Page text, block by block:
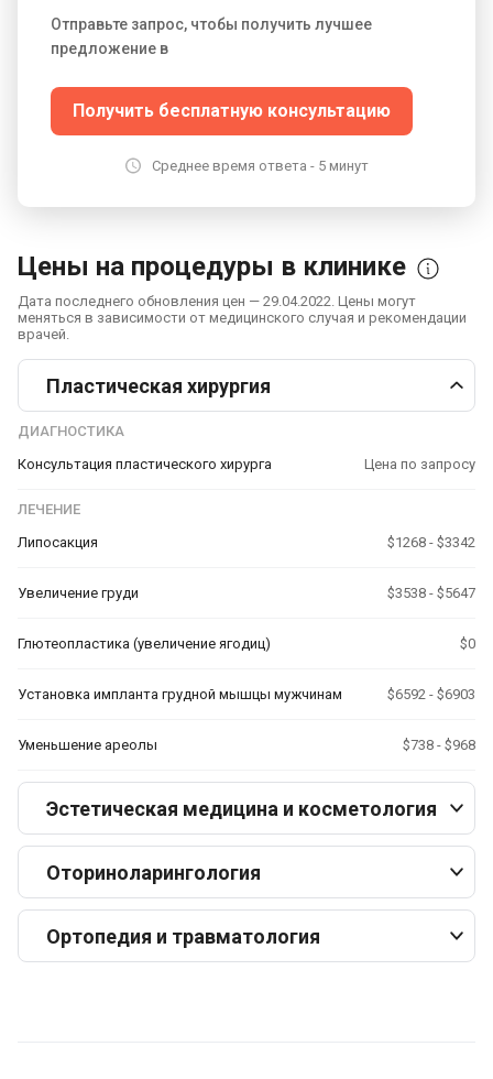
результатов.
Свяжитесь с нами сегодня, чтобы
записаться на необязывающую консультацию или
возникнуть. Доверьтесь ABClinic, чтобы предоставить
вам услуги высочайшего качества для вашего
Отправьте запрос, чтобы получить лучшее
предложение в
Получить бесплатную консультацию
Среднее время ответа - 5 минут
Цены на процедуры в клинике
Дата последнего обновления цен — 29.04.2022. Цены могут
меняться в зависимости от медицинского случая и рекомендации
врачей.
Пластическая хирургия
ДИАГНОСТИКА
Консультация пластического хирурга
Цена по запросу
ЛЕЧЕНИЕ
Липосакция
$1268 - $3342
Увеличение груди $3538 - $5647
Глютеопластика (увеличение ягодиц) $0
Установка импланта грудной мышцы мужчинам $6592 - $6903
Уменьшение ареолы $738 - $968
Эстетическая медицина и косметология
Оториноларингология
Ортопедия и травматология